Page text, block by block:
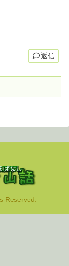
返信
Reserved.